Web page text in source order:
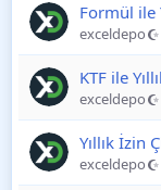
Formül ile
exceldepo
KTF ile
exceldepo
Yıllık İzin
exceldepo